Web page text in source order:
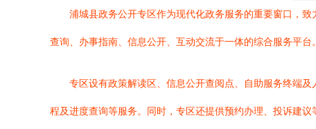
浦城县政务公开专区作为现代化政务服务的重要窗口，
查询、办事指南、信息公开、互动交流于一体的综合服务平台。
专区设有政策解读区、信息公开查阅点、自助服务终端
程及进度查询等服务。同时，专区还提供预约办理、投诉建议